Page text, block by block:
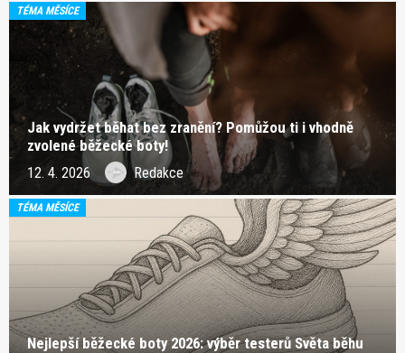
TÉMA MĚSÍCE
Jak vydržet běhat bez zranění? Pomůžou ti i vhodně
zvolené běžecké boty!
12. 4. 2026 Redakce
TÉMA MĚSÍCE
Nejlepší běžecké boty 2026: výběr testerů Světa běhu